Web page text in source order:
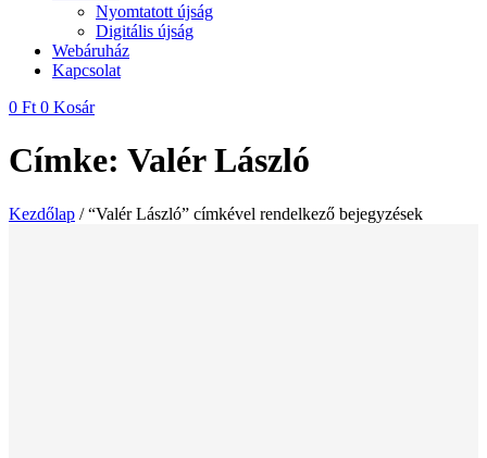
Nyomtatott újság
Digitális újság
Webáruház
Kapcsolat
0 Ft 0 Kosár
Címke: Valér László
Kezdőlap / “Valér László” címkével rendelkező bejegyzések